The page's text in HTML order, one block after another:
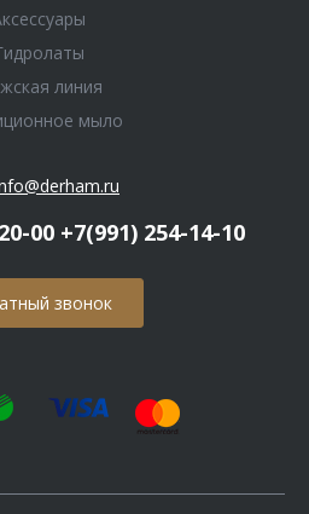
линия
мыло
00 +7(991) 254-14-10
звонок